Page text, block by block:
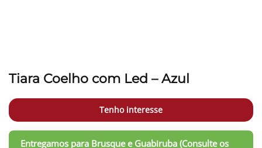
Tiara Coelho com Led – Azul
Tenho interesse